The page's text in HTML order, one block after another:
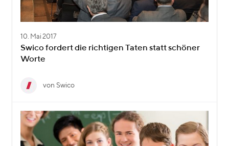
10. Mai 2017
Swico fordert die richtigen Taten statt schöner
Worte
von Swico